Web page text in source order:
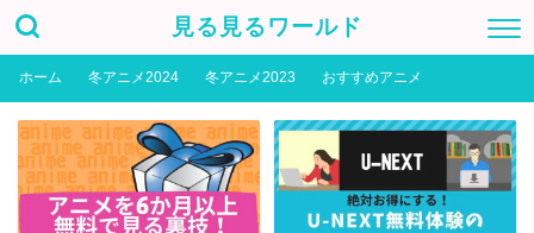
見る見るワールド
ホーム 冬アニメ2024 冬アニメ2023 おすすめアニメ